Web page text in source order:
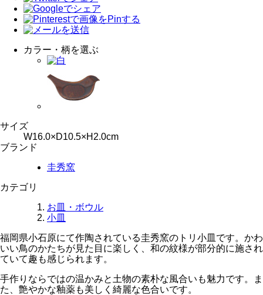
カラー・柄を選ぶ
サイズ
W16.0×D10.5×H2.0cm
ブランド
圭秀窯
カテゴリ
お皿・ボウル
小皿
福岡県小石原にて作陶されている圭秀窯のトリ小皿です。かわ
いい鳥のかたちが見た目に楽しく、和の紋様が部分的に施され
ていて趣も感じられます。
手作りならではの温かみと土物の素朴な風合いも魅力です。ま
た、艶やかな釉薬も美しく綺麗な色合いです。